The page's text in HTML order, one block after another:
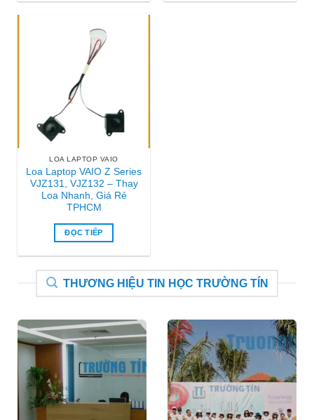
LOA LAPTOP VAIO
Loa Laptop VAIO Z Series
VJZ131, VJZ132 – Thay
Loa Nhanh, Giá Rẻ
TPHCM
ĐỌC TIẾP
THƯƠNG HIỆU TIN HỌC TRƯỜNG TÍN